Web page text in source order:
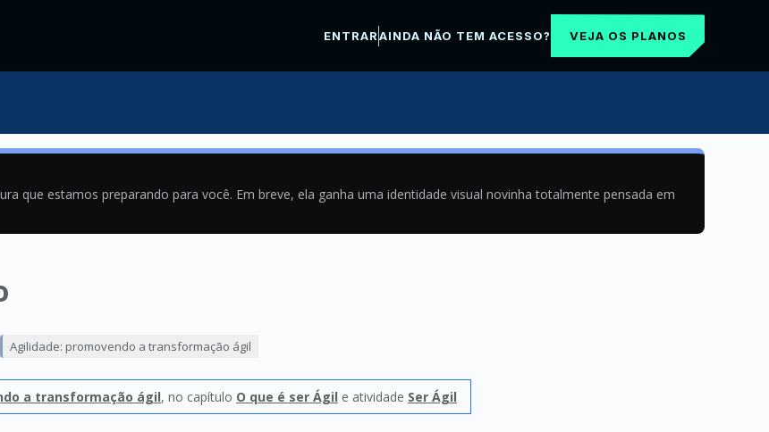
ENTRARAINDA NÃO TEM ACESSO? VEJA OS PLANOS
que estamos preparando para você. Em breve, ela ganha uma identidade visual novinha totalmente pensada em
Agilidade: promovendo a transformação ágil
a transformação ágil, no capítulo O que é ser Ágil e atividade Ser Ágil